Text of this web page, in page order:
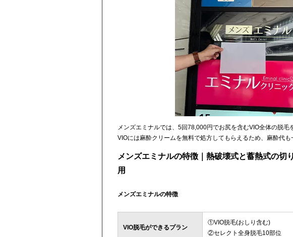
メンズエミナルでは、5回78,000円でお尻を含むVIO全体の脱毛
VIOには麻酔クリームを無料で処方してもらえるため、麻酔代も
メンズエミナルの特徴｜熱破壊式と蓄熱式の切
用
メンズエミナルの特徴
VIO脱毛ができるプラン
①VIO脱毛(おしり含む)
②セレクト全身脱毛10部位